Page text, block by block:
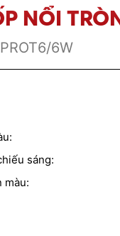
NỔI
6W
sáng:
màu: